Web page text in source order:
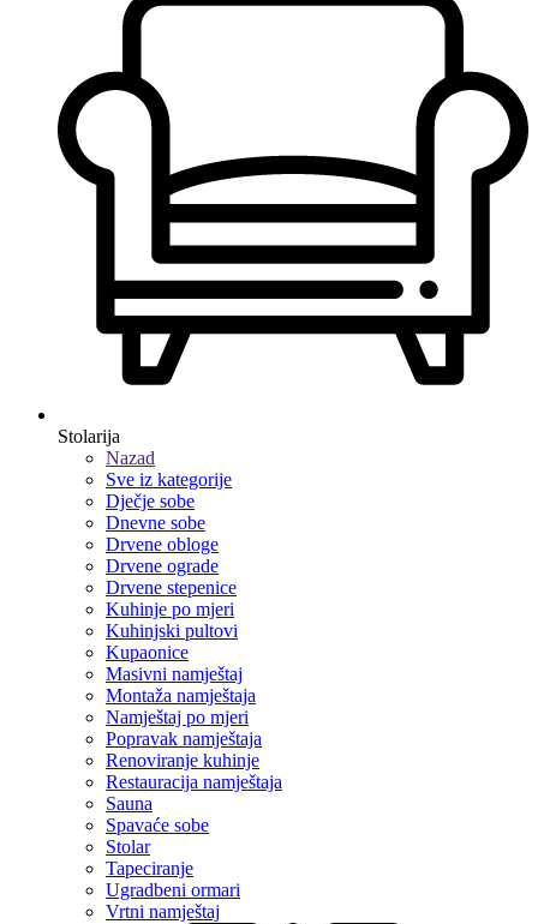
Stolarija
Nazad
Sve iz kategorije
Dječje sobe
Dnevne sobe
Drvene obloge
Drvene ograde
Drvene stepenice
Kuhinje po mjeri
Kuhinjski pultovi
Kupaonice
Masivni namještaj
Montaža namještaja
Namještaj po mjeri
Popravak namještaja
Renoviranje kuhinje
Restauracija namještaja
Sauna
Spavaće sobe
Stolar
Tapeciranje
Ugradbeni ormari
Vrtni namještaj